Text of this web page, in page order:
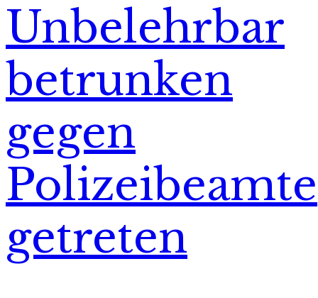
Unbelehrbar
betrunken
gegen
Polizeibeamte
getreten